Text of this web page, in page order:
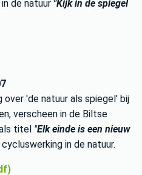
de natuur "Kijk in de spiegel
over 'de natuur als spiegel' bij
verscheen in de Biltse
titel "Elk einde is een nieuw
in de natuur.